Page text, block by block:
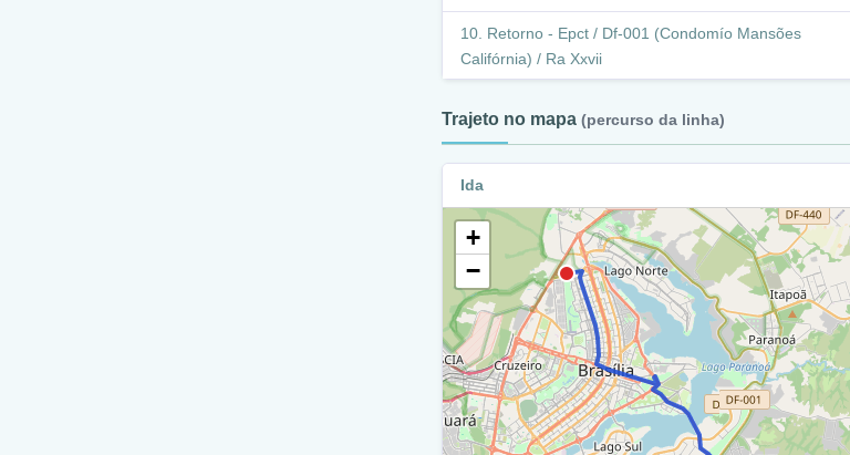
Retorno - Epct / Df-001 (Condomío Mansões
Califórnia) / Ra Xxvii
Retorno - Epct / Df-001 (Consomínio Portal Do
Epct / Df-001 / Ra Xxvii
Marginal Epct / Df - 001 / Jardim Botânico / Ra Xxvii
Epct / Df-001 / Ra Xxvii
Epct / Df-001 / Ra Xvi
Epjk / Df - 027 / Ra Xvi
Viaduto - Epjk / Df - 027 (Viaduto Epdb Sobre Epjk)
Trajeto no mapa (percurso da linha)
Ida
+
−